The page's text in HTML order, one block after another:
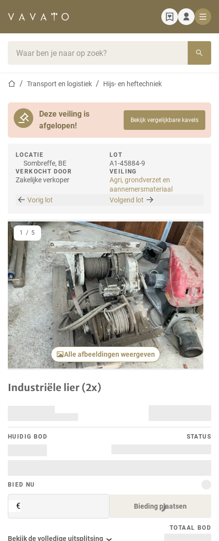
StartpaginaTransport en logistiek Hijs- en heftechniek
Deze veiling is
afgelopen!
Bekijk vergelijkbare kavels
LOCATIE
Sombreffe, BE
VERKOCHT DOOR
Zakelijke verkoper
LOT
A1-45884-9
VEILING
Agri, grondverzet en
aannemersmateriaal
Vorig lot
Volgend lot
Vorig item
Alle afbeeldingen weergeven
1 / 5
Industriële lier (2x)
HUIDIG ​​BOD STATUS
BIED NU
€ Bieding plaatsen
TOTAAL BOD
Bekijk de volledige uitsplitsing